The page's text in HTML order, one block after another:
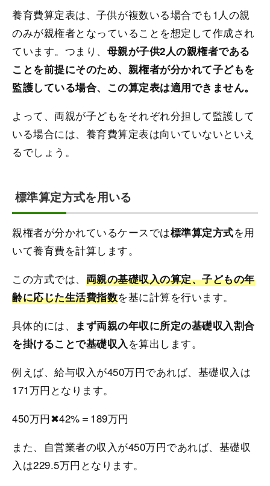
養育費算定表は、子供が複数いる場合でも1人の親
のみが親権者となっていることを想定して作成され
ています。つまり、 母親が子供2人の親権者である
ことを前提にそのため、親権者が分かれて子どもを
監護している場合、この算定表は適用できません。
よって、両親が子どもをそれぞれ分担して監護して
いる場合には、養育費算定表は向いていないといえ
るでしょう。
標準算定方式を用いる
親権者が分かれているケースでは標準算定方式を用
いて養育費を計算します。
この方式では、 両親の基礎収入の算定、子どもの年
齢に応じた生活費指数を基に計算を行います。
具体的には、
まず両親の年収に所定の基礎収入割合
を掛けることで基礎収入を算出します。
例えば、給与収入が450万円であれば、基礎収入は
171万円となります。
450万円✖42%＝189万円
また、自営業者の収入が450万円であれば、基礎収
入は229.5万円となります。